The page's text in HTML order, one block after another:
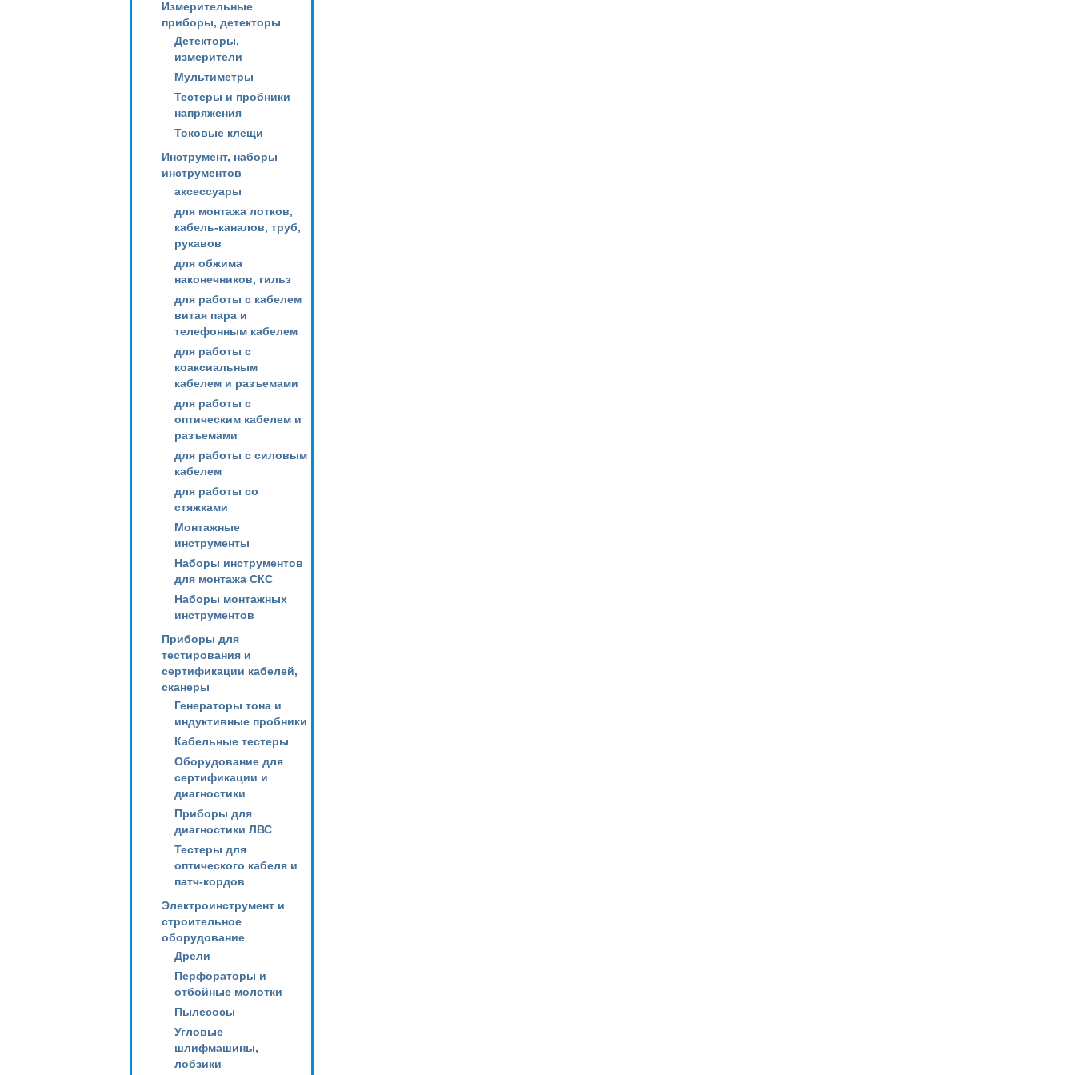
Измерительные
приборы, детекторы
Детекторы,
измерители
Мультиметры
Тестеры и пробники
напряжения
Токовые клещи
Инструмент, наборы
инструментов
аксессуары
для монтажа лотков,
кабель-каналов, труб,
рукавов
для обжима
наконечников, гильз
для работы с кабелем
витая пара и
телефонным кабелем
для работы с
коаксиальным
кабелем и разъемами
для работы с
оптическим кабелем и
разъемами
для работы с силовым
кабелем
для работы со
стяжками
Монтажные
инструменты
Наборы инструментов
для монтажа СКС
Наборы монтажных
инструментов
Приборы для
тестирования и
сертификации кабелей,
сканеры
Генераторы тона и
индуктивные пробники
Кабельные тестеры
Оборудование для
сертификации и
диагностики
Приборы для
диагностики ЛВС
Тестеры для
оптического кабеля и
патч-кордов
Электроинструмент и
строительное
оборудование
Дрели
Перфораторы и
отбойные молотки
Пылесосы
Угловые
шлифмашины,
лобзики